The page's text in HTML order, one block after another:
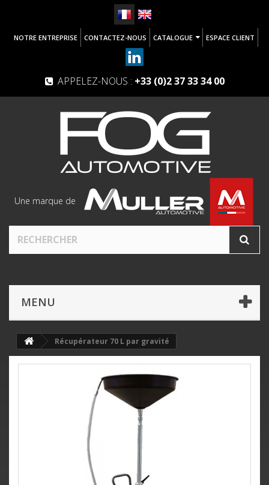
NOTRE ENTREPRISE CONTACTEZ-NOUS CATALOGUE ESPACE CLIENT
APPELEZ-NOUS : +33 (0)2 37 33 34 00
Une marque de
MENU
Récupérateur 70 L par gravité